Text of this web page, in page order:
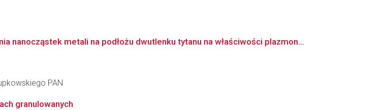
nanocząstek metali na podłożu dwutlenku tytanu na właściwości plazmon...
PAN
granulowanych